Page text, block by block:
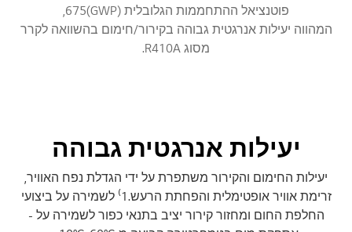
פוטנציאל ההתחממות הגלובלית (GWP)675,
המהווה יעילות אנרגטית גבוהה בקירור/חימום בהשוואה לקרר
מסוג R410A.
יעילות אנרגטית גבוהה
יעילות החימום והקירור משתפרת על ידי הגדלת נפח האוויר,
זרימת אוויר אופטימלית והפחתת הרעש.1⁾ לשמירה על ביצועי
החלפת החום ומחזור קירור יציב בתנאי כפור לשמירה על -